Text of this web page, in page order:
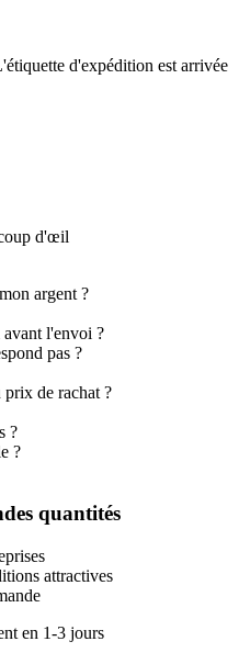
d'expédition est arrivée
d'œil
argent ?
l'envoi ?
pas ?
de rachat ?
?
?
quantités
attractives
en 1-3 jours